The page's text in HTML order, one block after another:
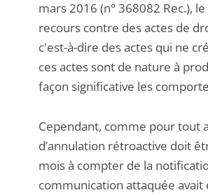
mars 2016 (n° 368082 Rec.),
recours contre des actes de
c'est-à-dire des actes qui ne
ces actes sont de nature à
façon significative les
Cependant, comme pour tout
d’annulation rétroactive doit
mois à compter de la
communication attaquée